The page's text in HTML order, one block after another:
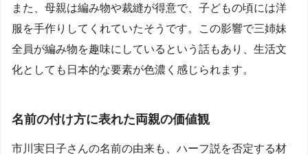
また、母親は編み物や裁縫が得意で、子どもの頃には洋
服を手作りしてくれていたそうです。この影響で三姉妹
全員が編み物を趣味にしているという話もあり、生活文
化としても日本的な要素が色濃く感じられます。
名前の付け方に表れた両親の価値観
市川実日子さんの名前の由来も、ハーフ説を否定する材